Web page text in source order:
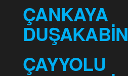
ÇANKAYA
DUŞAKABİN
ÇAYYOLU